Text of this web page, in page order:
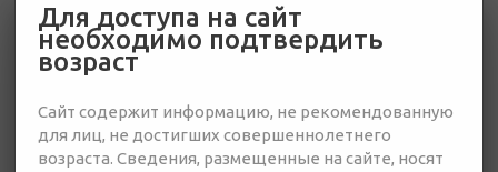
10 472 руб.
Много
Для доступа на сайт
необходимо подтвердить
возраст
Сайт содержит информацию, не рекомендованную
для лиц, не достигших совершеннолетнего
возраста. Сведения, размещенные на сайте, носят